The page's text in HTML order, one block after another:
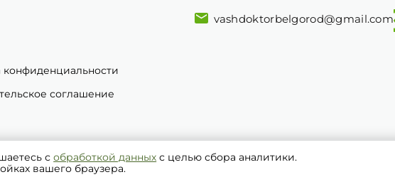
конфиденциальности
соглашение
vashdoktorbelgorod@gmail.com
частная поликлиника в Белгороде, которой можно доверять.
собработкой данных с целью сбора аналитики.
вашего браузера.